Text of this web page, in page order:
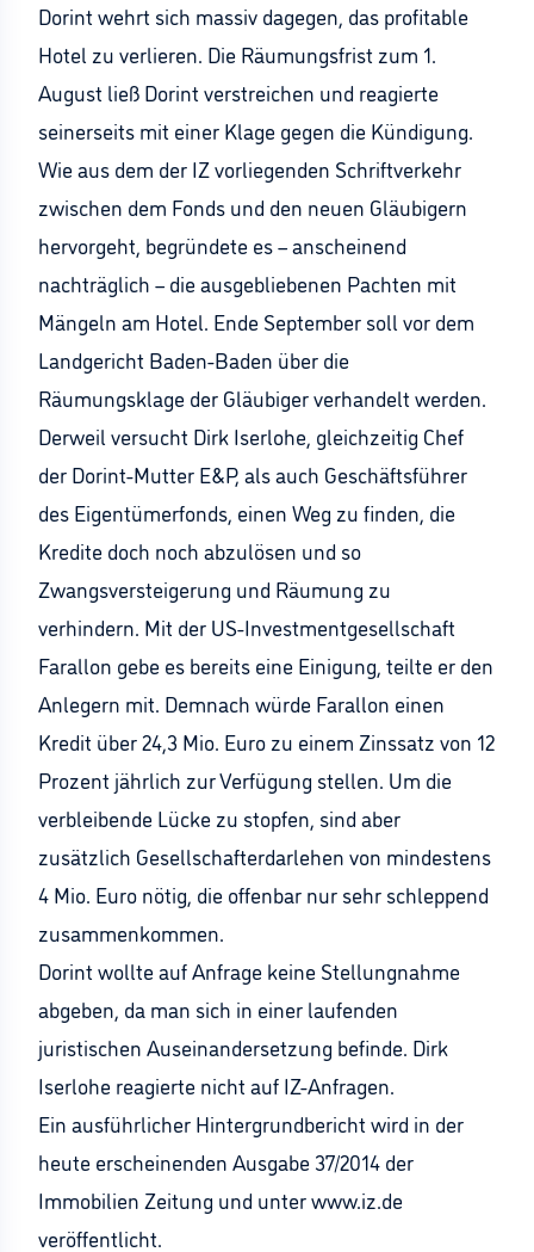
Dorint wehrt sich massiv dagegen, das profitable
Hotel zu verlieren. Die Räumungsfrist zum 1.
August ließ Dorint verstreichen und reagierte
seinerseits mit einer Klage gegen die Kündigung.
Wie aus dem der IZ vorliegenden Schriftverkehr
zwischen dem Fonds und den neuen Gläubigern
hervorgeht, begründete es – anscheinend
nachträglich – die ausgebliebenen Pachten mit
Mängeln am Hotel. Ende September soll vor dem
Landgericht Baden-Baden über die
Räumungsklage der Gläubiger verhandelt werden.
Derweil versucht Dirk Iserlohe, gleichzeitig Chef
der Dorint-Mutter E&P, als auch Geschäftsführer
des Eigentümerfonds, einen Weg zu finden, die
Kredite doch noch abzulösen und so
Zwangsversteigerung und Räumung zu
verhindern. Mit der US-Investmentgesellschaft
Farallon gebe es bereits eine Einigung, teilte er den
Anlegern mit. Demnach würde Farallon einen
Kredit über 24,3 Mio. Euro zu einem Zinssatz von 12
Prozent jährlich zur Verfügung stellen. Um die
verbleibende Lücke zu stopfen, sind aber
zusätzlich Gesellschafterdarlehen von mindestens
4 Mio. Euro nötig, die offenbar nur sehr schleppend
zusammenkommen.
Dorint wollte auf Anfrage keine Stellungnahme
abgeben, da man sich in einer laufenden
juristischen Auseinandersetzung befinde. Dirk
Iserlohe reagierte nicht auf IZ-Anfragen.
Ein ausführlicher Hintergrundbericht wird in der
heute erscheinenden Ausgabe 37/2014 der
Immobilien Zeitung und unter www.iz.de
veröffentlicht.